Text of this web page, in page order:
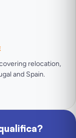
relocation,
and Spain.